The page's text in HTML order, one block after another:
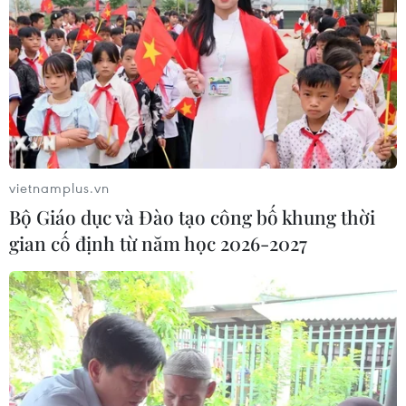
mạch" kinh tế châu Âu
07/08/2026 07:58
17 giờ ngày 7/8, mở cửa tràn xả mặt
điều tiết hồ chứa thủy điện Lai Châu
07/08/2026 07:28
Di dời hộ dân bị ảnh hưởng bụi, mùi
khét, tiếng ồn từ Trung tâm Điện lực
Vĩnh Tân
07/08/2026 07:10
Hà Nội quyết liệt xử lý các "điểm
vietnamplus.vn
Bộ Giáo dục và Đào tạo công bố khung thời
gian cố định từ năm học 2026-2027